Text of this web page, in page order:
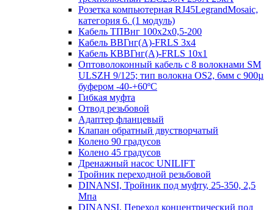
Розетка компьютерная RJ45LegrandMosaic,
категория 6. (1 модуль)
Кабель ТПВнг 100х2х0,5-200
Кабель ВВГнг(А)-FRLS 3х4
Кабель КВВГнг(А)-FRLS 10х1
Оптоволоконный кабель с 8 волокнами SM
ULSZH 9/125; тип волокна OS2, 6мм с 900µ
буфером -40-+60ºC
Гибкая муфта
Отвод резьбовой
Адаптер фланцевый
Клапан обратный двустворчатый
Колено 90 градусов
Колено 45 градусов
Дренажный насос UNILIFT
Тройник переходной резьбовой
DINANSI, Тройник под муфту, 25-350, 2,5
Мпа
DINANSI, Переход концентрический под